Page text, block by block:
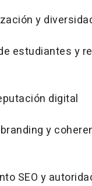
y
estudiantes y
digital
y
SEO y